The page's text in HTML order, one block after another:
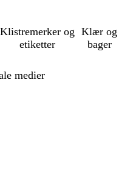
Klistremerker og
etiketter
Klær og
bager
medier